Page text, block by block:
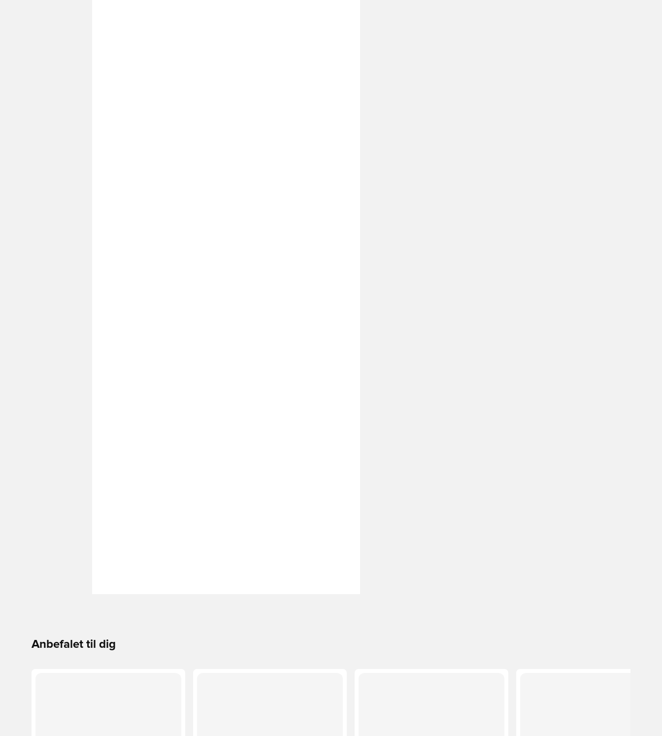
Anbefalet til dig